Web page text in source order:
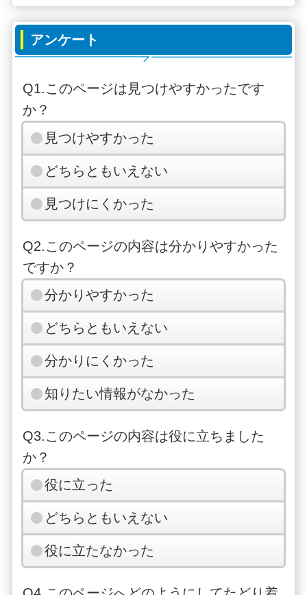
(10)向台
自治会
館
9:1
3
9:5
11:1
11:5
12:
(11)みは
らし台
9:1
9:5
11:1
11:5
12:
(12)みど
り野第2
街区公
園
9:1
5
9:5
5
5
5
35
(13)南7
丁目南
9:1
9:5
11:1
11:5
12:
(14)南7
丁目北
9:1
6
9:5
6
11:1
11:5
12:
(15)南4
丁目
9:1
7
9:5
7
7
(16)東区
9:1
9:5
11:1
11:5
(17)南2
丁目
9:1
9
9
(1)牛久
駅東口
9:3
0
10:
10
0
10
50
アンケート
Q1.このページは見つけやすかったです
か？
見つけやすかった
どちらともいえない
見つけにくかった
Q2.このページの内容は分かりやすかった
ですか？
分かりやすかった
どちらともいえない
分かりにくかった
知りたい情報がなかった
Q3.このページの内容は役に立ちました
か？
役に立った
どちらともいえない
役に立たなかった